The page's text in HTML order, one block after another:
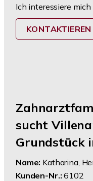
Ich interessiere
KONTAKTIEREN
sucht
Grundstück
Name: Katharina,
Kunden-Nr.: 6102